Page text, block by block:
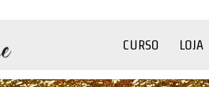
CURSO LOJA